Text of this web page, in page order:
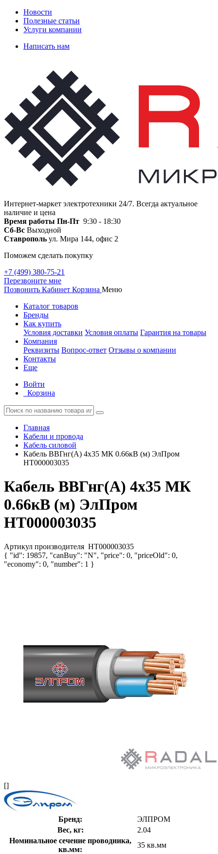
Новости
Полезные статьи
Услуги компании
Написать нам
Интернет-маркет электротехники 24/7. Всегда актуальное
наличие и цена
Время работы Пн-Пт 9:30 - 18:30
Сб-Вс Выходной
Ставрополь ул. Мира 144, офис 2
Поможем сделать покупку
+7 (499) 380-75-21
Перезвоните мне
Позвонить Кабинет Корзина Меню
Каталог товаров
Бренды
Как купить
Условия доставки Условия оплаты Гарантия на товары
Компания
Реквизиты Вопрос-ответ Отзывы о компании
Контакты
Еще
Войти
Корзина
Главная
Кабели и провода
Кабель силовой
Кабель ВВГнг(А) 4х35 МК 0.66кВ (м) ЭлПром
НТ000003035
Кабель ВВГнг(А) 4х35 МК
0.66кВ (м) ЭлПром
НТ000003035
Артикул производителя НТ000003035
{ "id": 19857, "canBuy": "N", "price": 0, "priceOld": 0,
"economy": 0, "number": 1 }
[]
Бренд:
ЭЛПРОМ
Вес, кг:
2.04
Номинальное сечение проводника,
кв.мм:
35 кв.мм